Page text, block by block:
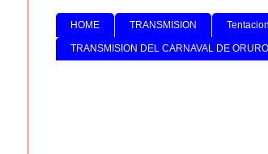
HOME TRANSMISION
TRANSMISION DEL CARNAVAL DE